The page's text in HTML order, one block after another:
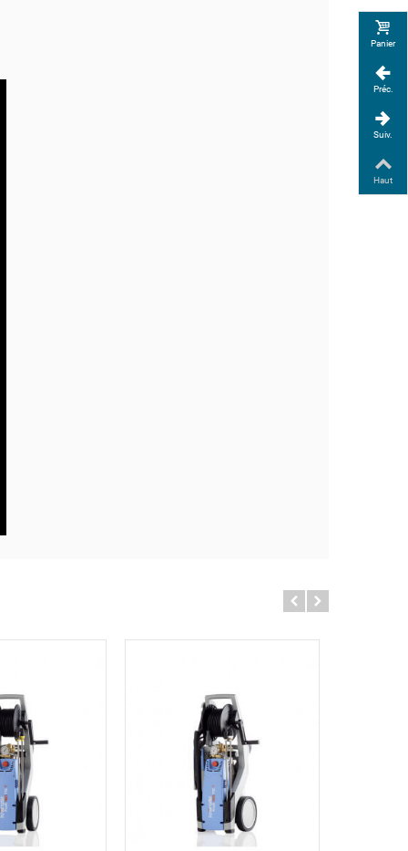
Panier
Préc.
Suiv.
Haut